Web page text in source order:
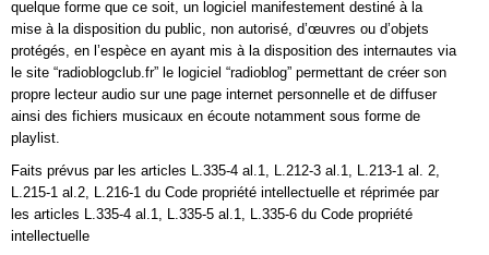
quelque forme que ce soit, un logiciel manifestement destiné à la
mise à la disposition du public, non autorisé, d’œuvres ou d’objets
protégés, en l’espèce en ayant mis à la disposition des internautes via
le site “radioblogclub.fr” le logiciel “radioblog” permettant de créer son
propre lecteur audio sur une page internet personnelle et de diffuser
ainsi des fichiers musicaux en écoute notamment sous forme de
playlist.
Faits prévus par les articles L.335-4 al.1, L.212-3 al.1, L.213-1 al. 2,
L.215-1 al.2, L.216-1 du Code propriété intellectuelle et réprimée par
les articles L.335-4 al.1, L.335-5 al.1, L.335-6 du Code propriété
intellectuelle